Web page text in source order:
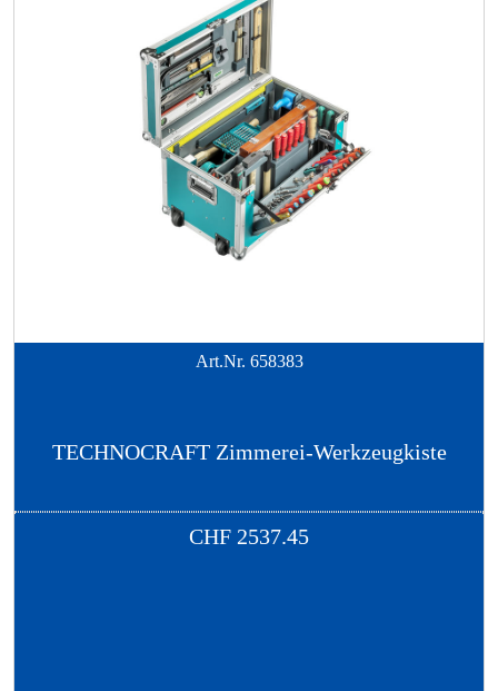
Art.Nr. 658383
TECHNOCRAFT Zimmerei-Werkzeugkiste
CHF 2537.45